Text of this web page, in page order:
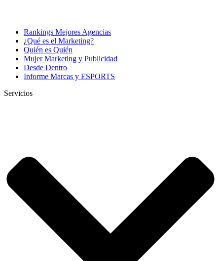
Rankings Mejores Agencias
¿Qué es el Marketing?
Quién es Quién
Mujer Marketing y Publicidad
Desde Dentro
Informe Marcas y ESPORTS
Servicios